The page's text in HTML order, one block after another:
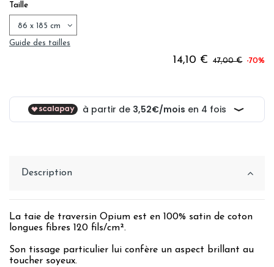
Taille
Guide des tailles
14,10 € 47,00 € -70%
Description
La taie de traversin Opium est en 100% satin de coton
longues fibres 120 fils/cm².
Son tissage particulier lui confère un aspect brillant au
toucher soyeux.